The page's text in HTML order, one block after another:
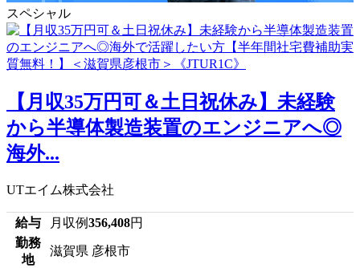
スペシャル
【月収35万円可＆土日祝休み】未経験
から半導体製造装置のエンジニアへ◎
海外...
UTエイム株式会社
給与 月収例356,408円
勤務
地
滋賀県 彦根市